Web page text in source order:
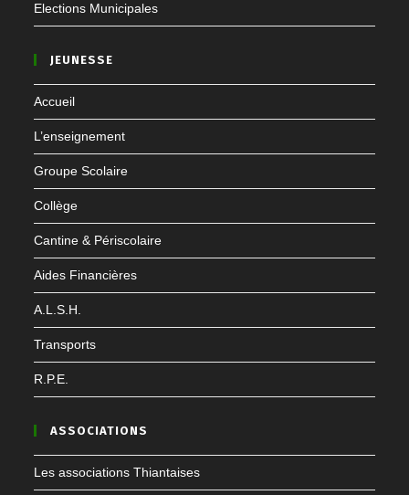
Elections Municipales
JEUNESSE
Accueil
L’enseignement
Groupe Scolaire
Collège
Cantine & Périscolaire
Aides Financières
A.L.S.H.
Transports
R.P.E.
ASSOCIATIONS
Les associations Thiantaises